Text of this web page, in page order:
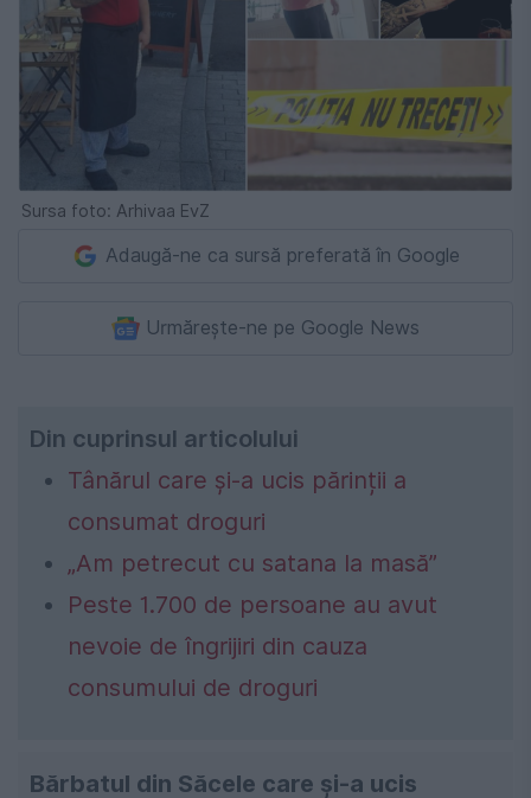
Sursa foto: Arhivaa EvZ
Adaugă-ne ca sursă preferată în Google
Urmărește-ne pe Google News
Din cuprinsul articolului
Tânărul care și-a ucis părinții a
consumat droguri
„Am petrecut cu satana la masă”
Peste 1.700 de persoane au avut
nevoie de îngrijiri din cauza
consumului de droguri
Bărbatul din Săcele care și-a ucis